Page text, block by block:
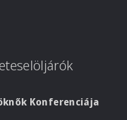
Konferenciája